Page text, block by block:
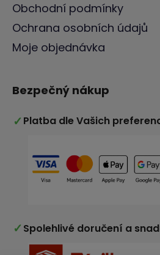
Obchodní podmínky
Ochrana osobních údajů
Moje objednávka
Bezpečný nákup
✓ Platba dle Vašich
✓ Spolehlivé doručení a